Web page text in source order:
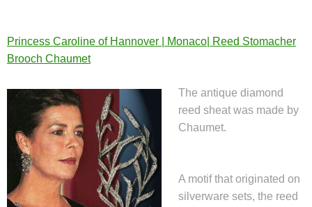
Princess Caroline of Hannover | Monaco| Reed Stomacher
Brooch Chaumet
The antique diamond
reed sheat was made by
Chaumet.
A motif that originated on
silverware sets, the reed